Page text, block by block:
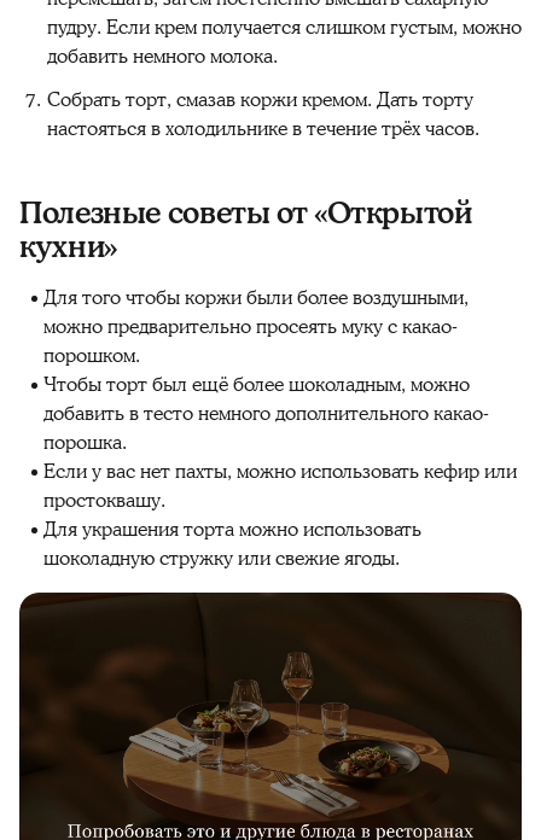
пудру. Если крем получается слишком густым, можно
добавить немного молока.
Собрать торт, смазав коржи кремом. Дать торту
настояться в холодильнике в течение трёх часов.
Полезные советы от «Открытой
кухни»
Для того чтобы коржи были более воздушными,
можно предварительно просеять муку с какао-
порошком.
Чтобы торт был ещё более шоколадным, можно
добавить в тесто немного дополнительного какао-
порошка.
Если у вас нет пахты, можно использовать кефир или
простоквашу.
Для украшения торта можно использовать
шоколадную стружку или свежие ягоды.